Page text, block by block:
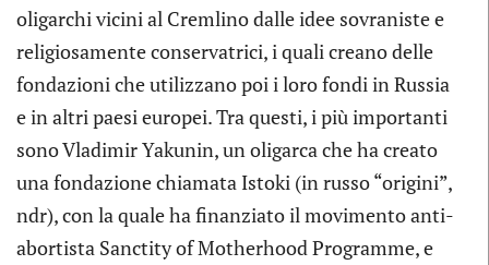
oligarchi vicini al Cremlino dalle idee sovraniste e
religiosamente conservatrici, i quali creano delle
fondazioni che utilizzano poi i loro fondi in Russia
e in altri paesi europei. Tra questi, i più importanti
sono Vladimir Yakunin, un oligarca che ha creato
una fondazione chiamata Istoki (in russo “origini”,
ndr), con la quale ha finanziato il movimento anti-
abortista Sanctity of Motherhood Programme, e